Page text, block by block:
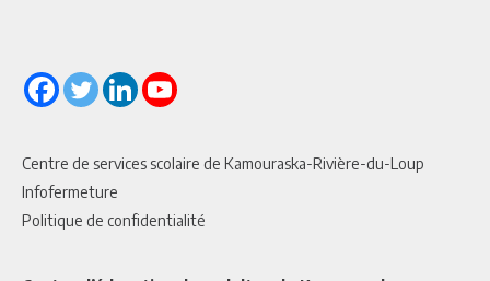
Centre de services scolaire de Kamouraska-Rivière-du-Loup
Infofermeture
Politique de confidentialité